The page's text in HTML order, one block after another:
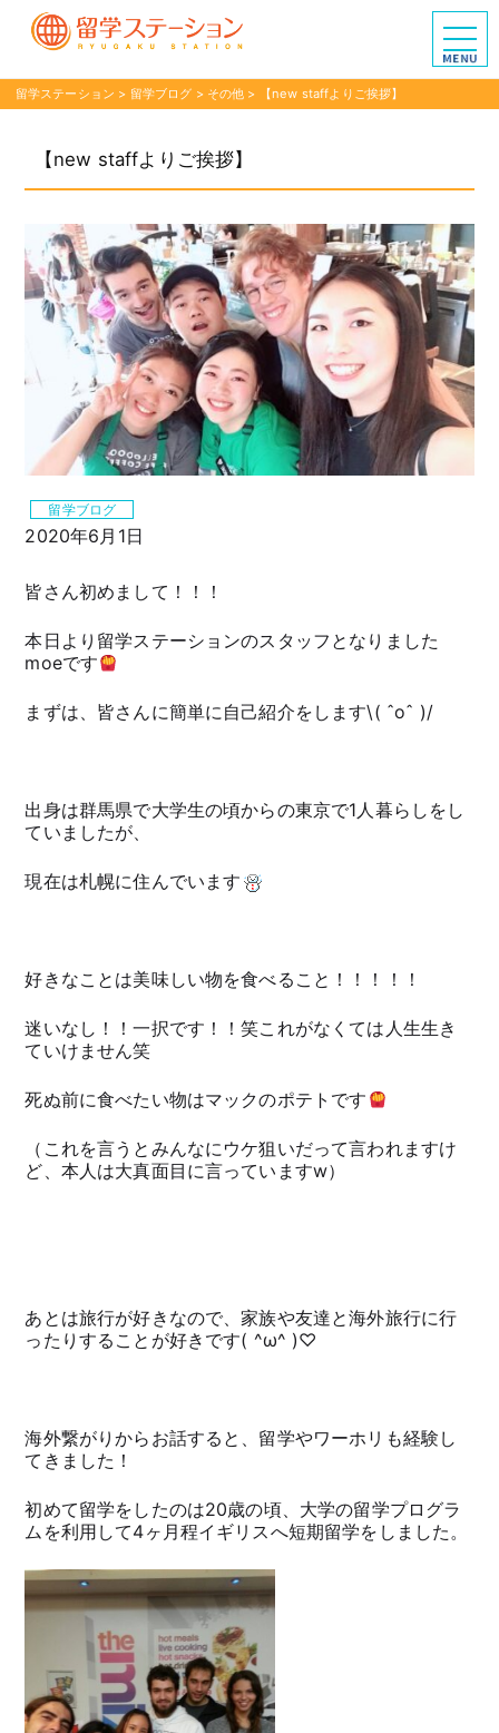
留学ステーション > 留学ブログ > その他 > 【new staffよりご挨拶】
【new staffよりご挨拶】
留学ブログ
2020年6月1日
皆さん初めまして！！！
本日より留学ステーションのスタッフとなりました
moeです
まずは、皆さんに簡単に自己紹介をします\( ˆoˆ )/
出身は群馬県で大学生の頃からの東京で1人暮らしをし
ていましたが、
現在は札幌に住んでいます
好きなことは美味しい物を食べること！！！！！
迷いなし！！一択です！！笑これがなくては人生生き
ていけません笑
死ぬ前に食べたい物はマックのポテトです
（これを言うとみんなにウケ狙いだって言われますけ
ど、本人は大真面目に言っていますw）
あとは旅行が好きなので、家族や友達と海外旅行に行
ったりすることが好きです( ^ω^ )♡
海外繋がりからお話すると、留学やワーホリも経験し
てきました！
初めて留学をしたのは20歳の頃、大学の留学プログラ
ムを利用して4ヶ月程イギリスへ短期留学をしました。